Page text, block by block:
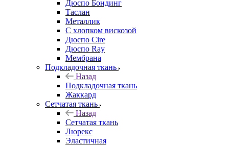
Дюспо Бондинг
Таслан
Металлик
С хлопком вискозой
Дюспо Cire
Дюспо Ray
Мембрана
Подкладочная ткань
Назад
Подкладочная ткань
Жаккард
Сетчатая ткань
Назад
Сетчатая ткань
Люрекс
Эластичная